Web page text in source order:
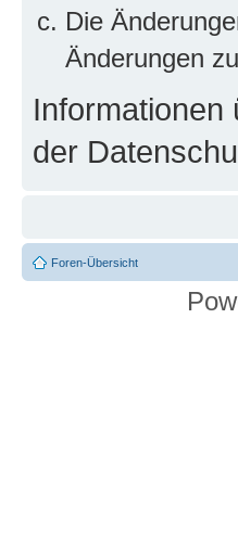
Die
Änderungen
Informationen
der
Foren-Übersicht